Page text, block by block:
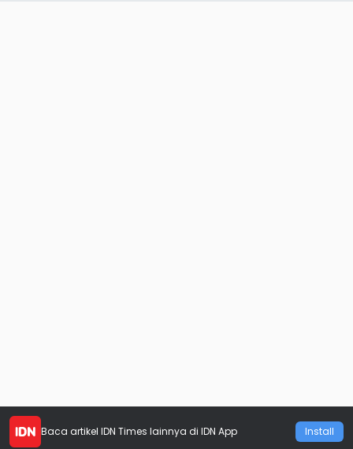
Baca artikel IDN Times lainnya di IDN App Install